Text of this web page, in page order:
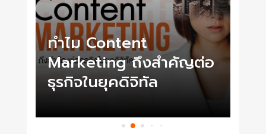
ทำไม Content
Marketing ถึงสำคัญต่อ
ธุรกิจในยุคดิจิทัล